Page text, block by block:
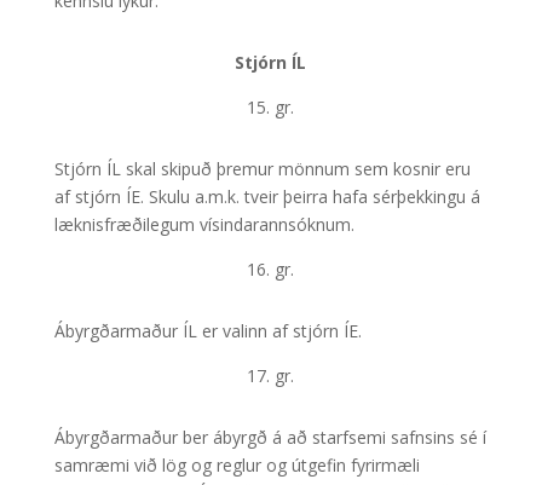
Stjórn ÍL
15. gr.
Stjórn ÍL skal skipuð þremur mönnum sem kosnir eru
af stjórn ÍE. Skulu a.m.k. tveir þeirra hafa sérþekkingu á
læknisfræðilegum vísindarannsóknum.
16. gr.
Ábyrgðarmaður ÍL er valinn af stjórn ÍE.
17. gr.
Ábyrgðarmaður ber ábyrgð á að starfsemi safnsins sé í
samræmi við lög og reglur og útgefin fyrirmæli